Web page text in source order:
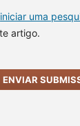
iniciar uma
artigo.
ENVIAR